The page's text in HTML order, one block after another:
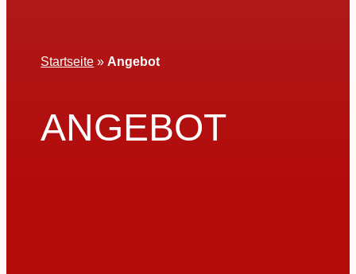
Startseite » Angebot
ANGEBOT